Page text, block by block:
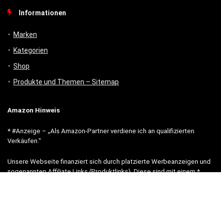
Informationen
Marken
Kategorien
Shop
Produkte und Themen – Sitemap
Amazon Hinweis
* #Anzeige – „Als Amazon-Partner verdiene ich an qualifizierten
Verkäufen.“
Unsere Webseite finanziert sich durch platzierte Werbeanzeigen und
sogenannten Affiliate Links (Produktlinks). Diese sind mit einem *